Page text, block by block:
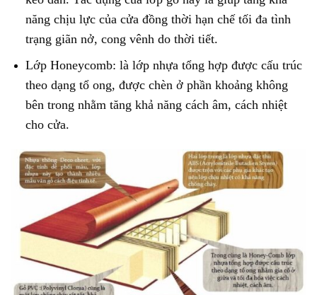
năng chịu lực của cửa đồng thời hạn chế tối đa tình
trạng giãn nở, cong vênh do thời tiết.
Lớp Honeycomb: là lớp nhựa tổng hợp được cấu trúc
theo dạng tổ ong, được chèn ở phần khoảng không
bên trong nhằm tăng khả năng cách âm, cách nhiệt
cho cửa.